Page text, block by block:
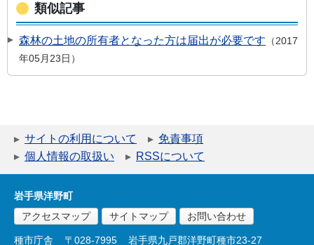
類似記事
森林の土地の所有者となった方は届出が必要です
2017
年05月23日
サイトの利用について
免責事項
個人情報の取扱い
RSSについて
岩手県洋野町
アクセスマップ
サイトマップ お問い合わせ
種市庁舎 〒028-7995 岩手県九戸郡洋野町種市23-27